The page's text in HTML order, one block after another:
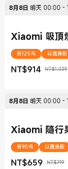
8月8日 明天 00:00 -
Xiaomi 吸頂
折125元 以舊換新
NT$914
現價 NT$914 NT$1,039
銷售價格 NT$1,039
8月8日 明天 00:00 -
Xiaomi 隨行
折90元 以舊換新
NT$659
現價 NT$659 NT$749
銷售價格 NT$749